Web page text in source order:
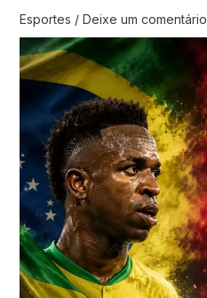
Esportes / Deixe um comentário